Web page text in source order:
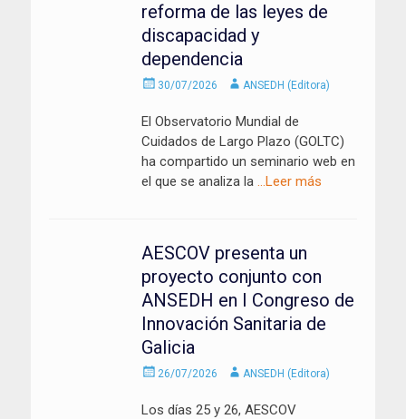
reforma de las leyes de
discapacidad y
dependencia
Enviado
30/07/2026 AutorANSEDH (Editora)
El Observatorio Mundial de
Cuidados de Largo Plazo (GOLTC)
ha compartido un seminario web en
el que se analiza la …Leer más
AESCOV presenta un
proyecto conjunto con
ANSEDH en I Congreso de
Innovación Sanitaria de
Galicia
Enviado
26/07/2026 AutorANSEDH (Editora)
Los días 25 y 26, AESCOV